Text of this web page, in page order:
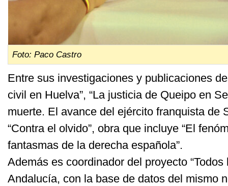
Foto: Paco Castro
Entre sus investigaciones y publicaciones
civil en Huelva”, “La justicia de Queipo en
muerte. El avance del ejército franquista de
“Contra el olvido”, obra que incluye “El
fantasmas de la derecha española”.
Además es coordinador del proyecto “Todos
Andalucía, con la base de datos del mismo